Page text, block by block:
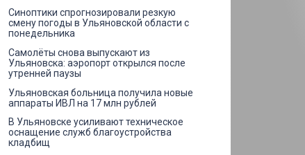
Синоптики спрогнозировали резкую
смену погоды в Ульяновской области с
понедельника
Самолёты снова выпускают из
Ульяновска: аэропорт открылся после
утренней паузы
Ульяновская больница получила новые
аппараты ИВЛ на 17 млн рублей
В Ульяновске усиливают техническое
оснащение служб благоустройства
кладбищ